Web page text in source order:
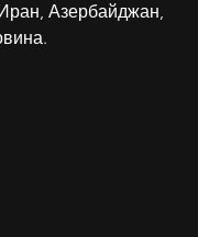
Азербайджан,